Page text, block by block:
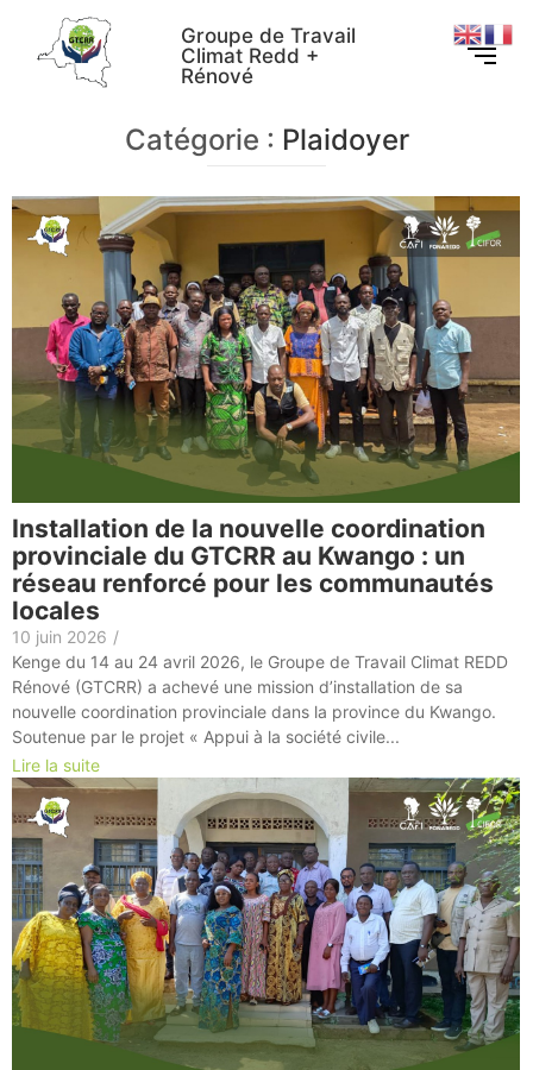
Groupe de Travail
Climat Redd +
Rénové
Catégorie : Plaidoyer
Installation de la nouvelle coordination
provinciale du GTCRR au Kwango : un
réseau renforcé pour les communautés
locales
10 juin 2026 /
Kenge du 14 au 24 avril 2026, le Groupe de Travail Climat REDD
Rénové (GTCRR) a achevé une mission d’installation de sa
nouvelle coordination provinciale dans la province du Kwango.
Soutenue par le projet « Appui à la société civile...
Lire la suite